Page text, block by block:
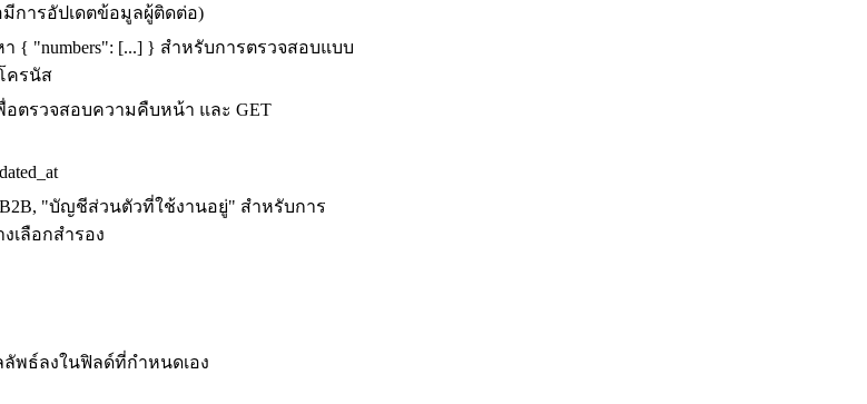
มีการอัปเดตข้อมูลผู้ติดต่อ)
หา { "numbers": [...] } สำหรับการตรวจสอบแบบ
ครนัส
พื่อตรวจสอบความคืบหน้า และ GET
"บัญชีส่วนตัวที่ใช้งานอยู่" สำหรับการ
เลือกสำรอง
ลัพธ์ลงในฟิลด์ที่กำหนดเอง